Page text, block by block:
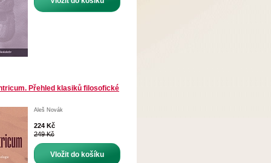
Přehled klasiků filosofické
Aleš Novák
224 Kč
249 Kč
Vložit do košíku